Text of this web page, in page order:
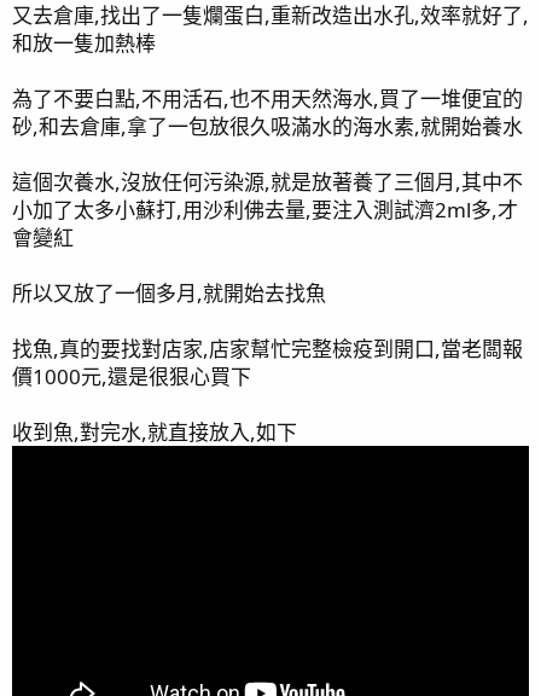
又去倉庫,找出了一隻爛蛋白,重新改造出水孔,效率就好了,
和放一隻加熱棒
為了不要白點,不用活石,也不用天然海水,買了一堆便宜的
砂,和去倉庫,拿了一包放很久吸滿水的海水素,就開始養水
這個次養水,沒放任何污染源,就是放著養了三個月,其中不
小加了太多小蘇打,用沙利佛去量,要注入測試濟2ml多,才
會變紅
所以又放了一個多月,就開始去找魚
找魚,真的要找對店家,店家幫忙完整檢疫到開口,當老闆報
價1000元,還是很狠心買下
收到魚,對完水,就直接放入,如下